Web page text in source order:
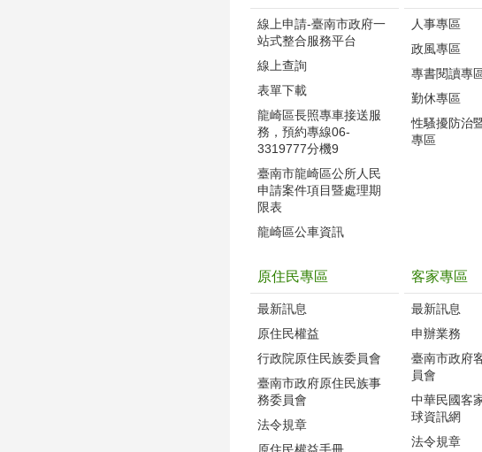
線上申請-臺南市政府一
站式整合服務平台
線上查詢
表單下載
龍崎區長照專車接送服
務，預約專線06-
3319777分機9
臺南市龍崎區公所人民
申請案件項目暨處理期
限表
龍崎區公車資訊
人事專區
政風專區
專書閱讀專
勤休專區
性騷擾防治
專區
原住民專區
最新訊息
原住民權益
行政院原住民族委員會
臺南市政府原住民族事
務委員會
法令規章
客家專區
最新訊息
申辦業務
臺南市政府
員會
中華民國客
球資訊網
法令規章